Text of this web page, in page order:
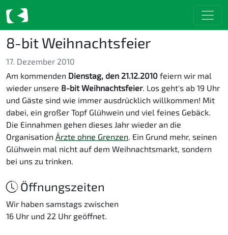
8-bit Weihnachtsfeier
17. Dezember 2010
Am kommenden Dienstag, den 21.12.2010 feiern wir mal
wieder unsere 8-bit Weihnachtsfeier. Los geht's ab 19 Uhr
und Gäste sind wie immer ausdrücklich willkommen! Mit
dabei, ein großer Topf Glühwein und viel feines Gebäck.
Die Einnahmen gehen dieses Jahr wieder an die
Organisation Ärzte ohne Grenzen. Ein Grund mehr, seinen
Glühwein mal nicht auf dem Weihnachtsmarkt, sondern
bei uns zu trinken.
Öffnungszeiten
Wir haben samstags zwischen
16 Uhr und 22 Uhr geöffnet.